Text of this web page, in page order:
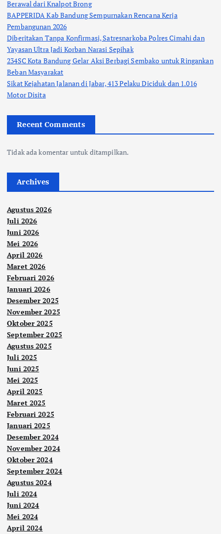
Berawal dari Knalpot Brong
BAPPERIDA Kab Bandung Sempurnakan Rencana Kerja
Pembangunan 2026
Diberitakan Tanpa Konfirmasi, Satresnarkoba Polres Cimahi dan
Yayasan Ultra Jadi Korban Narasi Sepihak
234SC Kota Bandung Gelar Aksi Berbagi Sembako untuk Ringankan
Beban Masyarakat
Sikat Kejahatan Jalanan di Jabar, 413 Pelaku Diciduk dan 1.016
Motor Disita
Recent Comments
Tidak ada komentar untuk ditampilkan.
Archives
Agustus 2026
Juli 2026
Juni 2026
Mei 2026
April 2026
Maret 2026
Februari 2026
Januari 2026
Desember 2025
November 2025
Oktober 2025
September 2025
Agustus 2025
Juli 2025
Juni 2025
Mei 2025
April 2025
Maret 2025
Februari 2025
Januari 2025
Desember 2024
November 2024
Oktober 2024
September 2024
Agustus 2024
Juli 2024
Juni 2024
Mei 2024
April 2024